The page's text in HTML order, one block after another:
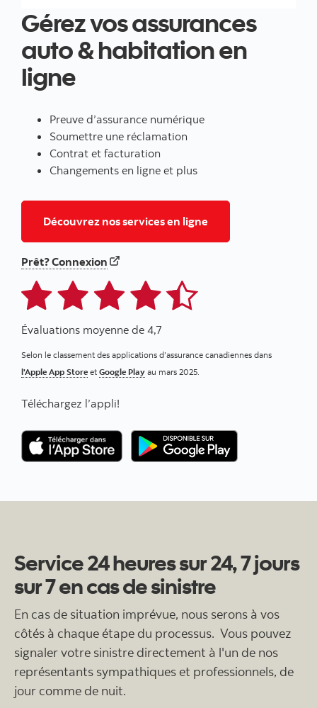
Gérez vos assurances
auto & habitation en
ligne
Preuve d’assurance numérique
Soumettre une réclamation
Contrat et facturation
Changements en ligne et plus
Découvrez nos services en ligne
Prêt? Connexion
Téléchargez l’appli!
Évaluations moyenne de 4,7
Selon le classement des applications d’assurance canadiennes dans
l'Apple App Store et Google Play au mars 2025.
Service 24 heures sur 24, 7 jours
sur 7 en cas de sinistre
En cas de situation imprévue, nous serons à vos
côtés à chaque étape du processus. Vous pouvez
signaler votre sinistre directement à l'un de nos
représentants sympathiques et professionnels, de
jour comme de nuit.